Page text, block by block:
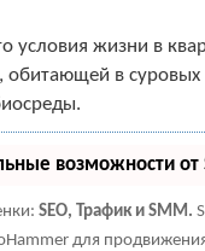
жизни в
в
возможности от
SEO, Трафик и SMM.
для